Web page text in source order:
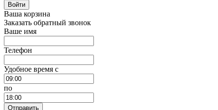
Ваша корзина
Заказать обратный звонок
Ваше имя
Телефон
Удобное время c
по